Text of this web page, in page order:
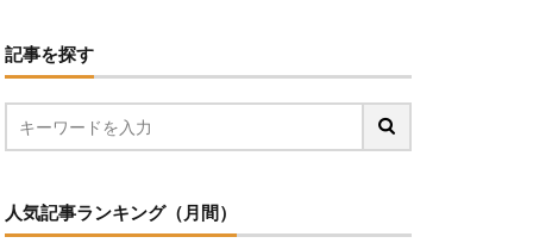
記事を探す
人気記事ランキング（月間）